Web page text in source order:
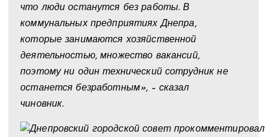
что люди останутся без работы. В
коммунальных предприятиях Днепра,
которые занимаются хозяйственной
деятельностью, множество вакансий,
поэтому ни один технический сотрудник не
останется безработным», – сказал
чиновник.